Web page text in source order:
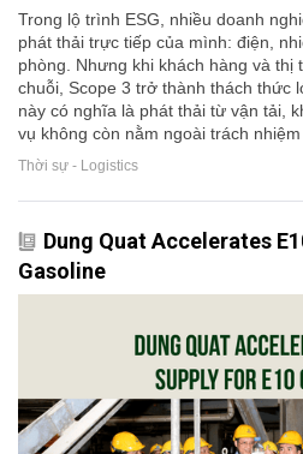
Trong lộ trình ESG, nhiều doanh
phát thải trực tiếp của mình: điện,
phòng. Nhưng khi khách hàng và thị
chuỗi, Scope 3 trở thành thách thức
này có nghĩa là phát thải từ vận tải,
vụ không còn nằm ngoài trách
Thời sự - Logistics
Dung Quat Accelerates
Gasoline